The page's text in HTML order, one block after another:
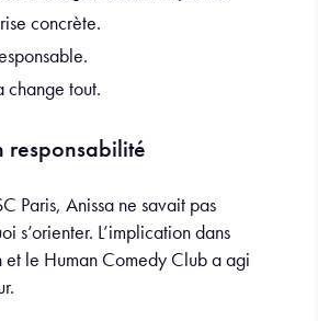
concrète.
change tout.
responsabilité
Paris, Anissa ne savait pas
s’orienter. L’implication dans
et le Human Comedy Club a agi